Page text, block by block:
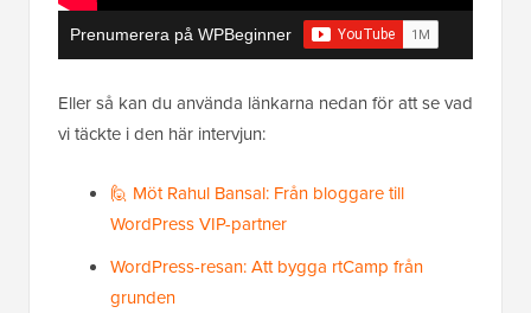
Prenumerera på WPBeginner
Eller så kan du använda länkarna nedan för att se vad
vi täckte i den här intervjun:
🙋 Möt Rahul Bansal: Från bloggare till
WordPress VIP-partner
WordPress-resan: Att bygga rtCamp från
grunden